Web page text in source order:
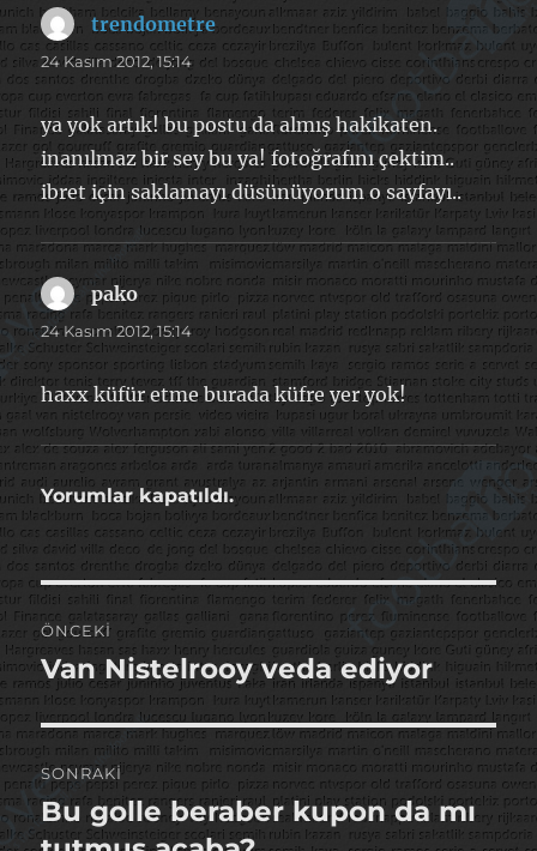
trendometre dedi
ki:
24 Kasım 2012, 15:14
ya yok artık! bu postu da almış hakikaten.
inanılmaz bir sey bu ya! fotoğrafını çektim..
ibret için saklamayı düsünüyorum o sayfayı..
pako dedi
ki:
24 Kasım 2012, 15:14
haxx küfür etme burada küfre yer yok!
Yorumlar kapatıldı.
Yazı
gezinmesi
ÖNCEKI
Önceki
yazı:
Van Nistelrooy veda ediyor
SONRAKI
Sonraki
yazı:
Bu golle beraber kupon da mı